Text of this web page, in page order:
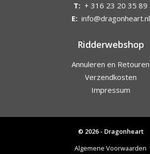
T: + 316 23 20 35 89
E: info@dragonheart.nl
Ridderwebshop
Annuleren en Retouren
Verzendkosten
Impressum
© 2026 - Dragonheart
Algemene Voorwaarden